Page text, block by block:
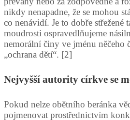
nikdy nenapadne, že se mohou
co nenávidí. Je to dobře střežené
moudrosti ospravedlňujeme
nemorální činy ve jménu něčeho
„ochrana dětí“. [2]
Nejvyšší autority církve se
Pokud nelze obětního beránka
pojmenovat prostřednictvím